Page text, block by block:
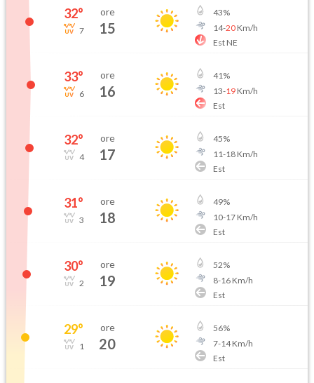
32°
7
ore
15
43%
14-20Km/h
Est NE
33°
6
ore
16
41%
13-19Km/h
Est
32°
4
ore
17
45%
11-18Km/h
Est
31°
3
ore
18
49%
10-17Km/h
Est
30°
2
ore
19
52%
8-16Km/h
Est
29°
1
ore
20
56%
7-14Km/h
Est